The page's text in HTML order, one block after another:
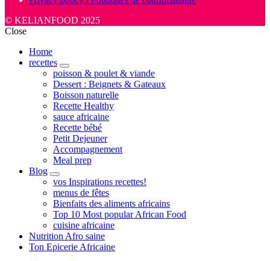
© KELIANFOOD 2025
Close
Home
recettes
expand
child
menu
poisson & poulet & viande
Dessert : Beignets & Gateaux
Boisson naturelle
Recette Healthy
sauce africaine
Recette bébé
Petit Dejeuner
Accompagnement
Meal prep
Blog
expand
child
menu
vos Inspirations recettes!
menus de fêtes
Bienfaits des aliments africains
Top 10 Most popular African Food
cuisine africaine
Nutrition Afro saine
Ton Epicerie Africaine